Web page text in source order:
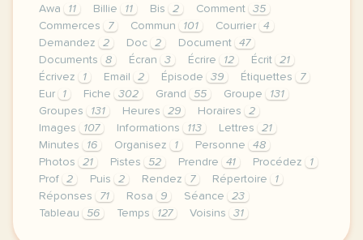
Awa
11 Billie 11 Bis 2 Comment
35
Commerces
7 Commun 101 Courrier
4
Demandez
2 Doc 2 Document
47
Documents
8 Écran 3 Écrire 12 Écrit
21
Écrivez
1 Email 2 Épisode 39 Étiquettes
7
Eur
1 Fiche 302 Grand 55 Groupe
131
Groupes
131 Heures 29 Horaires
2
Images
107 Informations 113 Lettres
21
Minutes
16 Organisez 1 Personne
48
Photos
21 Pistes 52 Prendre 41 Procédez
1
Prof
2 Puis 2 Rendez 7 Répertoire
1
Réponses
71 Rosa 9 Séance
23
Tableau
56 Temps 127 Voisins 31
fiche pedagogique a1 enseigner avec les voisins